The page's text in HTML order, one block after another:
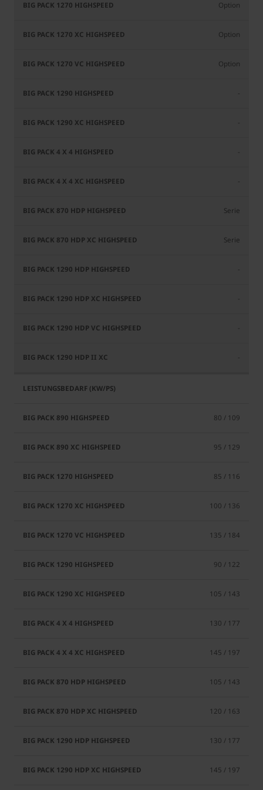
Option
Option
Option
Serie
Serie
80 / 109
95 / 129
85 / 116
100 / 136
135 / 184
90 / 122
105 / 143
130 / 177
145 / 197
105 / 143
120 / 163
130 / 177
145 / 197